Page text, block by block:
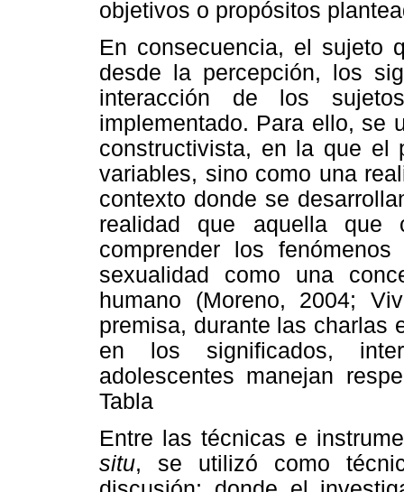
objetivos o propósitos
En consecuencia, el sujeto
desde la percepción, los
interacción de los
implementado. Para ello, se
constructivista, en la que el
variables, sino como una
contexto donde se
realidad que aquella que
comprender los
sexualidad como una
humano (Moreno, 2004;
premisa, durante las charlas
en los significados,
adolescentes manejan
Tabla
Entre las técnicas e
situ, se utilizó como